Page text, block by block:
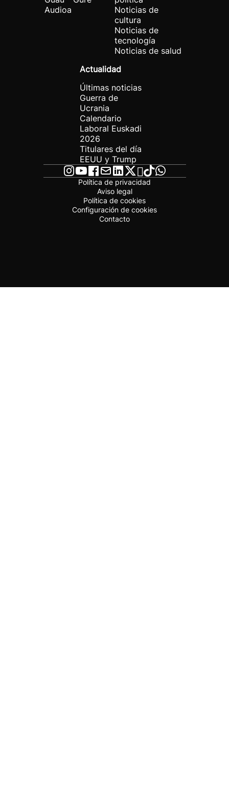
Audioa
Noticias de
cultura
Noticias de
tecnología
Noticias de salud
Actualidad
Últimas noticias
Guerra de
Ucrania
Calendario
Laboral Euskadi
2026
Titulares del día
EEUU y Trump
Política de privacidad
Aviso legal
Política de cookies
Configuración de cookies
Contacto